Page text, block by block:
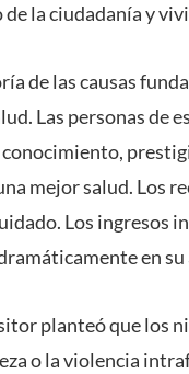
la ciudadanía y
de las causas
Las personas de
mejor salud. Los
Los ingresos
en su
planteó que los
o la violencia